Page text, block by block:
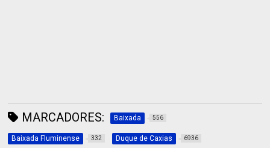
MARCADORES: Baixada 556
Baixada Fluminense 332 Duque de Caxias 6936